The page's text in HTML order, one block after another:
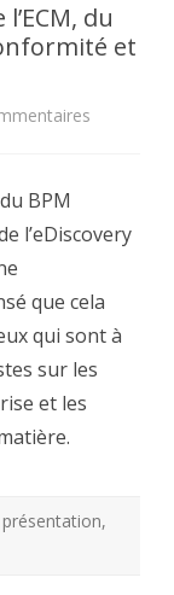
du
et
BPM
l’eDiscovery
que cela
qui sont à
sur les
et les
présentation,